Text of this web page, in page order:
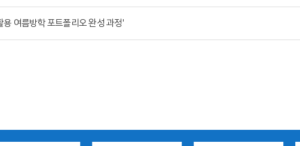
여름방학 포트폴리오 완성 과정'